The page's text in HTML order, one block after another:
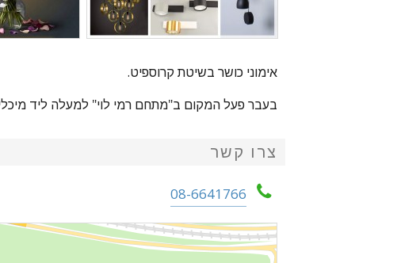
אימוני כושר בשיטת קרוספיט.
בעבר פעל המקום ב"מתחם רמי לוי" למעלה ליד
צרו קשר
08-6641766